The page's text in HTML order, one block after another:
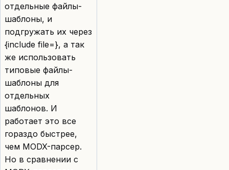
отдельные файлы-
шаблоны, и
подгружать их через
{include file=}, а так
же использовать
типовые файлы-
шаблоны для
отдельных
шаблонов. И
работает это все
гораздо быстрее,
чем MODX-парсер.
Но в сравнении с